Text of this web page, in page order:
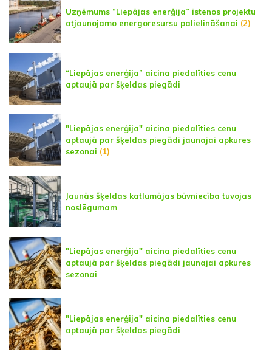
Uzņēmums “Liepājas enerģija” īstenos projektu
atjaunojamo energoresursu palielināšanai (2)
“Liepājas enerģija” aicina piedalīties cenu
aptaujā par šķeldas piegādi
"Liepājas enerģija" aicina piedalīties cenu
aptaujā par šķeldas piegādi jaunajai apkures
sezonai (1)
Jaunās šķeldas katlumājas būvniecība tuvojas
noslēgumam
"Liepājas enerģija" aicina piedalīties cenu
aptaujā par šķeldas piegādi jaunajai apkures
sezonai
"Liepājas enerģija" aicina piedalīties cenu
aptaujā par šķeldas piegādi